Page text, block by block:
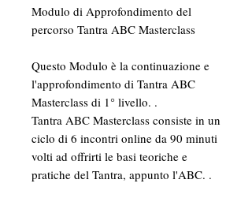
Modulo di Approfondimento del
percorso Tantra ABC Masterclass
Questo Modulo è la continuazione e
l'approfondimento di Tantra ABC
Masterclass di 1° livello. .
Tantra ABC Masterclass consiste in un
ciclo di 6 incontri online da 90 minuti
volti ad offrirti le basi teoriche e
pratiche del Tantra, appunto l'ABC. .